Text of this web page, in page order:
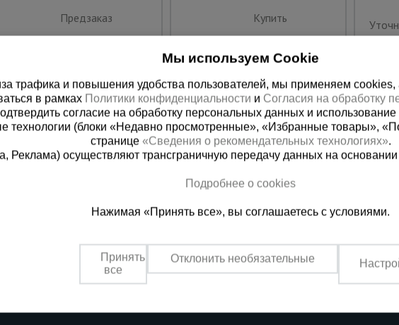
Предзаказ Купить
8 (800) 200-25-90
бесплатно по России
+994 55 388 22
Пн.-Пт. 9:00 - 18:00 Сб. 10:00-
Мы используем Cookie
трафика и повышения удобства пользователей, мы применяем cookies,
в рамках Политики конфиденциальности и Согласия на обработку
согласие на обработку персональных данных и
технологии (блоки «Недавно просмотренные», «Избранные товары»,
странице «Сведения о рекомендательных технологиях».
Реклама) осуществляют трансграничную передачу данных на
Подробнее о cookies
Нажимая «Принять все», вы соглашаетесь с условиями.
Принять
все
Отклонить необязательные